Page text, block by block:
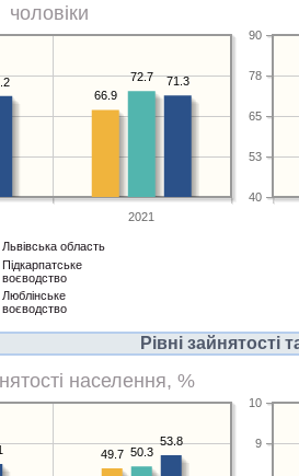
чоловіки
2021
66.9
72.7
Львівська область
Підкарпатське
воєводство
Люблінське
воєводство
71.3
40
53
65
78
90
Рівні зайнятості
населення, %
49.7 50.3
53.8 9
10